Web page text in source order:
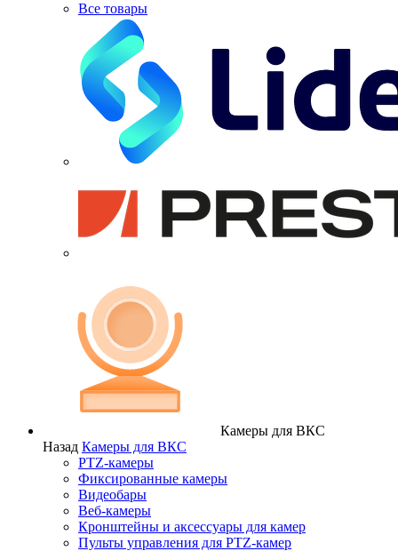
Все товары
Камеры для ВКС
Назад Камеры для ВКС
PTZ-камеры
Фиксированные камеры
Видеобары
Веб-камеры
Кронштейны и аксессуары для камер
Пульты управления для PTZ-камер